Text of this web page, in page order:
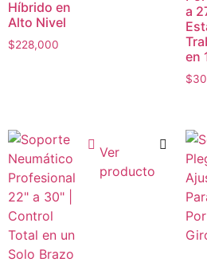
Híbrido en
Alto Nivel
$228,000
a
en
$
Ver
producto